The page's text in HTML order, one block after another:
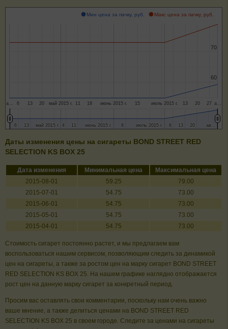
Мин цена за пачку, руб. Макс цена за пачку, руб.
а… май 2015 г. июнь 2015 г. июль 2015 г. а…
6 13 20 11 18 15 13 20 27
60
60
70
70
май 2015 г.
май 2015 г. июнь 2015 г.
июнь 2015 г. июль 2015 г.
июль 2015 г. ав…
ав…
6
6 13
13 4
4 11
11 8
8 6
6 13
13 20
20
Даты изменения цены на сигареты BOND STREET RED
SELECTION KS BOX 25
Дата изменения Минимальная цена
Максимальная цена
2015-08-01
59.25
79.00
2015-07-01
54.75
73.00
2015-06-01
54.75
73.00
2015-05-01
54.75
73.00
2015-04-01
54.75 73.00
Стоимость сигарет постоянно растет, и мы предлагаем вам
воспользоваться нашим сервисом, позволяющим следить за динамикой
цен на сигареты, а также за ростом цен на марку сигарет BOND STREET
RED SELECTION KS BOX 25. На нашем графике наглядно отображается
рост цен на данную марку сигарет за конкретный период.
Просим вас оставлять свои комментарии, поскольку нам очень важно
ваше мнение, а также делиться ценами на BOND STREET RED
SELECTION KS BOX 25 в своем городе. Следите за ценами на сигареты